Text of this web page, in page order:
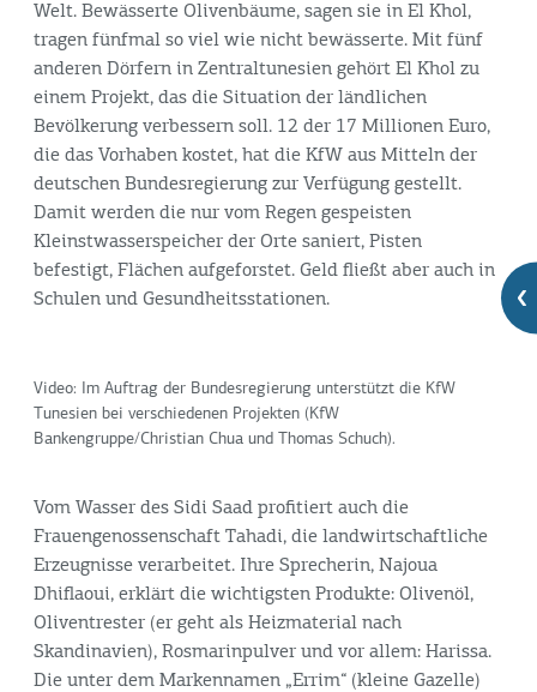
Welt. Bewässerte Olivenbäume, sagen sie in El Khol,
tragen fünfmal so viel wie nicht bewässerte. Mit fünf
anderen Dörfern in Zentraltunesien gehört El Khol zu
einem Projekt, das die Situation der ländlichen
Bevölkerung verbessern soll. 12 der 17 Millionen Euro,
die das Vorhaben kostet, hat die KfW aus Mitteln der
deutschen Bundesregierung zur Verfügung gestellt.
Damit werden die nur vom Regen gespeisten
Kleinstwasserspeicher der Orte saniert, Pisten
befestigt, Flächen aufgeforstet. Geld fließt aber auch in
Schulen und Gesundheitsstationen.
Video: Im Auftrag der Bundesregierung unterstützt die KfW
Tunesien bei verschiedenen Projekten (KfW
Bankengruppe/Christian Chua und Thomas Schuch).
Vom Wasser des Sidi Saad profitiert auch die
Frauengenossenschaft Tahadi, die landwirtschaftliche
Erzeugnisse verarbeitet. Ihre Sprecherin, Najoua
Dhiflaoui, erklärt die wichtigsten Produkte: Olivenöl,
Oliventrester (er geht als Heizmaterial nach
Skandinavien), Rosmarinpulver und vor allem: Harissa.
Die unter dem Markennamen „Errim“ (kleine Gazelle)